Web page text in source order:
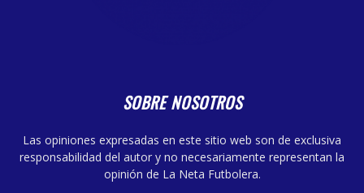
SOBRE NOSOTROS
Las opiniones expresadas en este sitio web son de exclusiva
responsabilidad del autor y no necesariamente representan la
opinión de La Neta Futbolera.